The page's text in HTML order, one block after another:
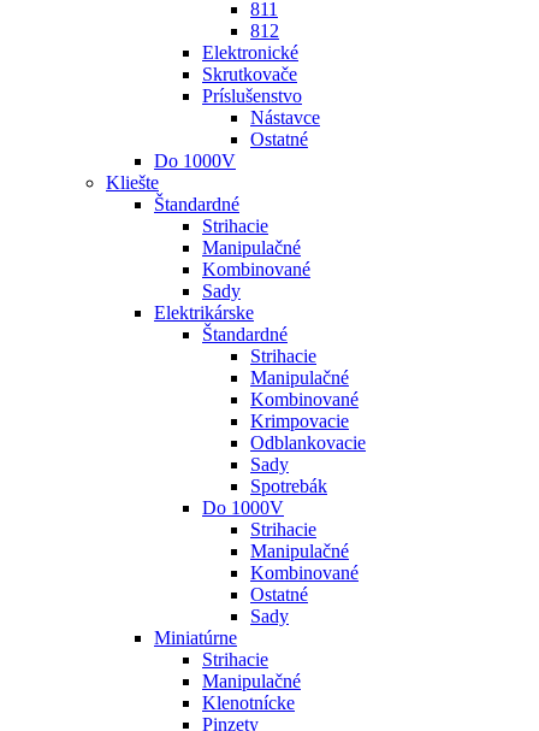
811
812
Elektronické
Skrutkovače
Príslušenstvo
Nástavce
Ostatné
Do 1000V
Kliešte
Štandardné
Strihacie
Manipulačné
Kombinované
Sady
Elektrikárske
Štandardné
Strihacie
Manipulačné
Kombinované
Krimpovacie
Odblankovacie
Sady
Spotrebák
Do 1000V
Strihacie
Manipulačné
Kombinované
Ostatné
Sady
Miniatúrne
Strihacie
Manipulačné
Klenotnícke
Pinzety